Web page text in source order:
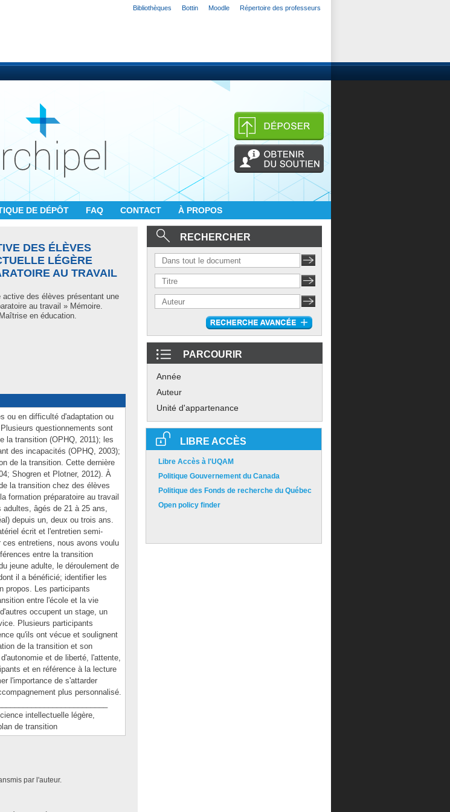
Bibliothèques Bottin Moodle Répertoire des professeurs
DE DÉPÔT FAQ CONTACT À PROPOS
DES ÉLÈVES
LÉGÈRE
AU TRAVAIL
des élèves présentant une
au travail » Mémoire.
en éducation.
ou en difficulté d'adaptation ou
questionnements sont
la transition (OPHQ, 2011); les
des incapacités (OPHQ, 2003);
de la transition. Cette dernière
Shogren et Plotner, 2012). À
la transition chez des élèves
formation préparatoire au travail
âgés de 21 à 25 ans,
depuis un, deux ou trois ans.
écrit et l'entretien semi-
entretiens, nous avons voulu
entre la transition
jeune adulte, le déroulement de
il a bénéficié; identifier les
propos. Les participants
entre l'école et la vie
occupent un stage, un
Plusieurs participants
qu'ils ont vécue et soulignent
de la transition et son
et de liberté, l'attente,
et en référence à la lecture
l'importance de s'attarder
plus personnalisé.
intellectuelle légère,
de transition
par l'auteur.
RECHERCHER
PARCOURIR
Année
Auteur
Unité d'appartenance
LIBRE ACCÈS
Libre Accès à l'UQAM
Politique Gouvernement du Canada
Politique des Fonds de recherche du Québec
Open policy finder